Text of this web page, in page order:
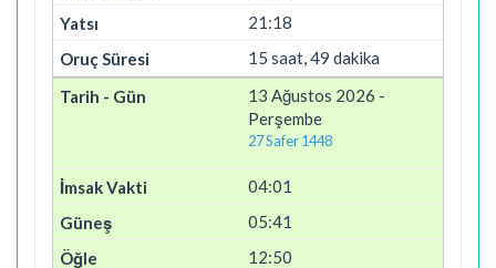
21:18
15 saat, 49 dakika
13 Ağustos 2026 -
Perşembe
27 Safer 1448
04:01
05:41
12:50